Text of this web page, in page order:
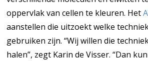
oppervlak van cellen te kleuren. Het
aanstellen die uitzoekt welke
gebruiken zijn. “Wij willen die
halen”, zegt Karin de Visser. “Dan